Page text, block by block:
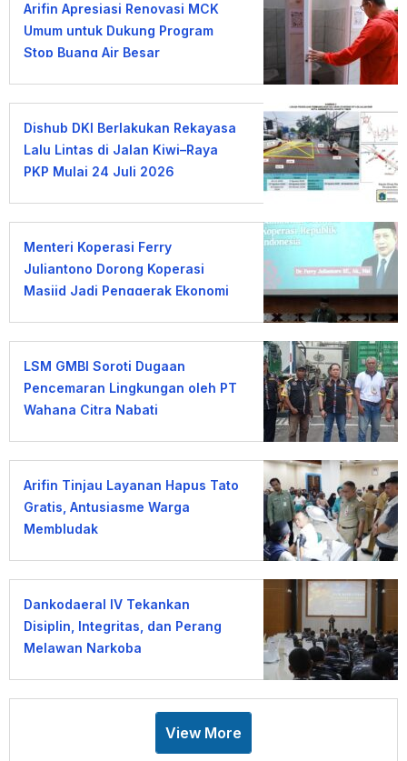
Arifin Apresiasi Renovasi MCK
Umum untuk Dukung Program
Stop Buang Air Besar
Dishub DKI Berlakukan Rekayasa
Lalu Lintas di Jalan Kiwi–Raya
PKP Mulai 24 Juli 2026
Menteri Koperasi Ferry
Juliantono Dorong Koperasi
Masjid Jadi Penggerak Ekonomi
LSM GMBI Soroti Dugaan
Pencemaran Lingkungan oleh PT
Wahana Citra Nabati
Arifin Tinjau Layanan Hapus Tato
Gratis, Antusiasme Warga
Membludak
Dankodaeral IV Tekankan
Disiplin, Integritas, dan Perang
Melawan Narkoba
View More